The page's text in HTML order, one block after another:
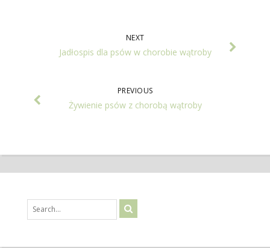
NEXT
Jadłospis dla psów w chorobie wątroby
PREVIOUS
Żywienie psów z chorobą wątroby